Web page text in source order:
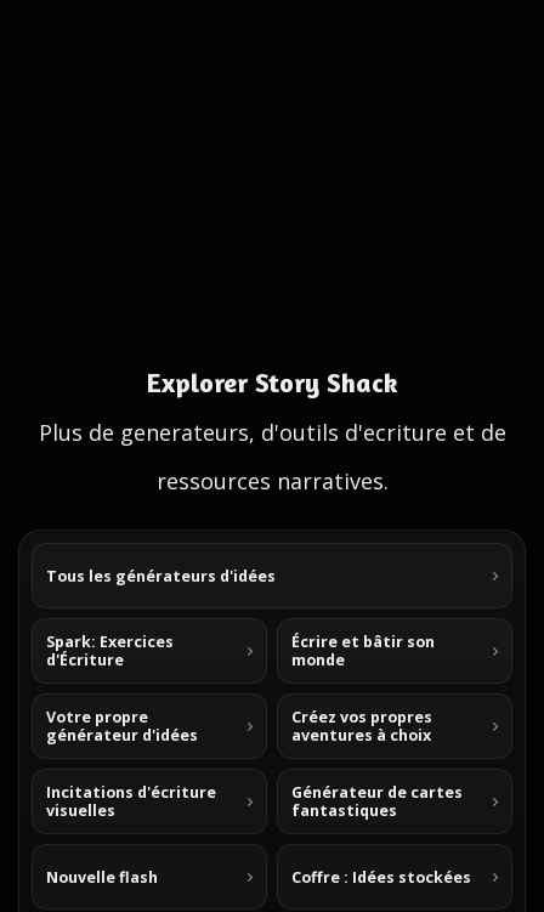
Explorer Story Shack
Plus de generateurs, d'outils d'ecriture et de
ressources narratives.
Tous les générateurs d'idées
Spark: Exercices
d'Écriture
Écrire et bâtir son
monde
Votre propre
générateur d'idées
Créez vos propres
aventures à choix
Incitations d'écriture
visuelles
Générateur de cartes
fantastiques
Nouvelle flash Coffre : Idées stockées